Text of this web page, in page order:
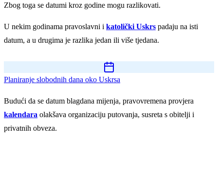
Zbog toga se datumi kroz godine mogu razlikovati.
U nekim godinama pravoslavni i katolički Uskrs padaju na isti
datum, a u drugima je razlika jedan ili više tjedana.
Planiranje slobodnih dana oko Uskrsa
Budući da se datum blagdana mijenja, pravovremena provjera
kalendara olakšava organizaciju putovanja, susreta s obitelji i
privatnih obveza.